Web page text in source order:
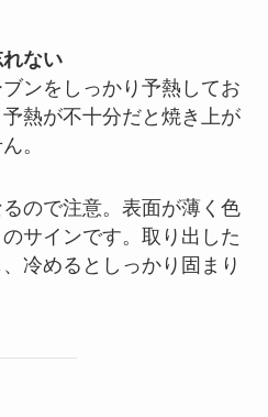
ない
ンをしっかり予熱してお
熱が不十分だと焼き上が
。
ので注意。表面が薄く色
サインです。取り出した
冷めるとしっかり固まり